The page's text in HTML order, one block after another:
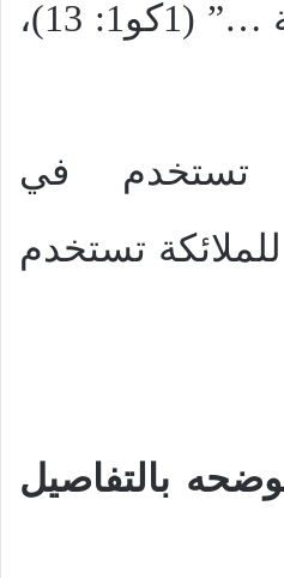
الناس والملائكة …” (1كو1: 13)،
تستخدم في
للملائكة تستخدم
بالتفاصيل